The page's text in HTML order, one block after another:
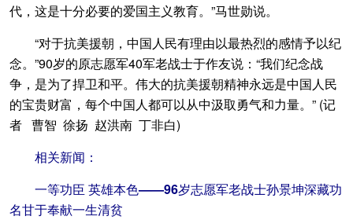
代，这是十分必要的爱国主义教育。”马世勋说。
“对于抗美援朝，中国人民有理由以最热烈的感情予以纪
念。”90岁的原志愿军40军老战士于作友说：“我们纪念战
争，是为了捍卫和平。伟大的抗美援朝精神永远是中国人民
的宝贵财富，每个中国人都可以从中汲取勇气和力量。” (记
者 曹智 徐扬 赵洪南 丁非白)
相关新闻：
一等功臣 英雄本色——96岁志愿军老战士孙景坤深藏功
名甘于奉献一生清贫